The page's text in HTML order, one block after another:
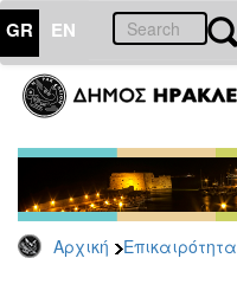
GR EN
Αρχική Επικαιρότητα
ΕΠΙΚΑΙΡΟΤΗΤΑ
-
Δημοπρασίες
Αρχείο
2026